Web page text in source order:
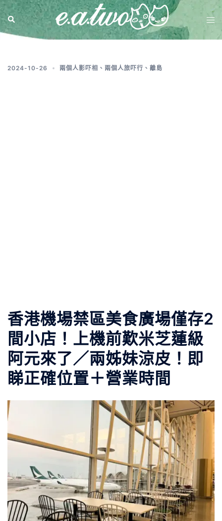
2024-10-26 兩個人影吓相 、 兩個人旅吓行 、 離島
香港機場禁區美食廣場僅存2
間小店！上機前歎米芝蓮級
阿元來了／兩姊妹涼皮！即
睇正確位置＋營業時間